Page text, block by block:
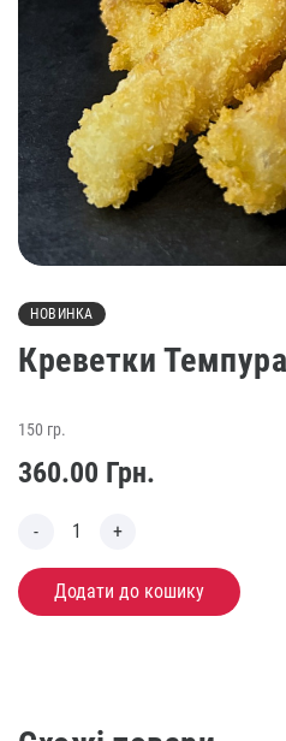
НОВИНКА
Креветки
150 гр.
360.00 Грн.
Додати до кошику